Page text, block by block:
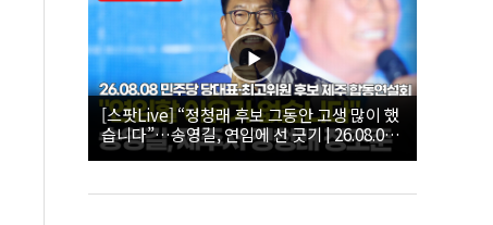
[스팟Live] “정청래 후보 그동안 고생 많이 했
습니다”…송영길, 연임에 선 긋기 | 26.08.08
더불어민주당 당대표·최고위원 후보 제주 합